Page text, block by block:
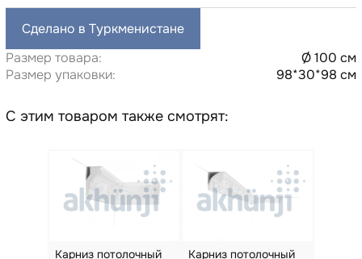
Сделано в Туркменистане
Размер товара:
Ø 100 см
Размер упаковки:
98*30*98 см
С этим товаром также смотрят:
Карниз потолочный Карниз потолочный